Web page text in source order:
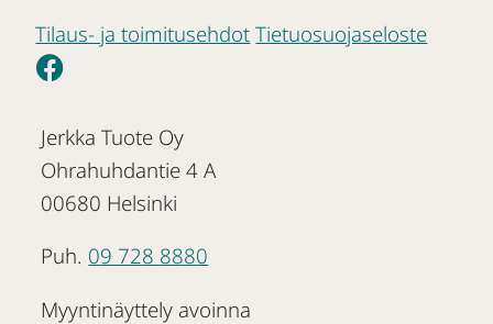
Tilaus- ja toimitusehdot Tietuosuojaseloste
Jerkka Tuote Oy
Ohrahuhdantie 4 A
00680 Helsinki
Puh. 09 728 8880
Myyntinäyttely avoinna